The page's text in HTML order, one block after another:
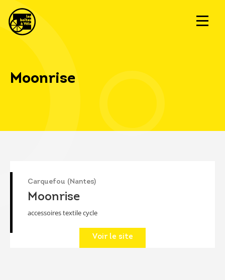
Moonrise
Carquefou (Nantes)
Moonrise
accessoires textile cycle
Voir le site